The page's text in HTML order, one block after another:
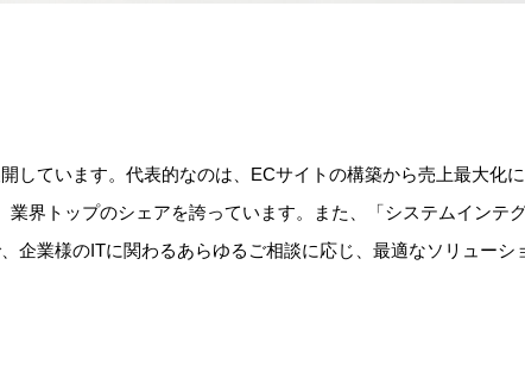
しています。代表的なのは、ECサイトの構築から売上最大化
界トップのシェアを誇っています。また、「システムインテ
企業様のITに関わるあらゆるご相談に応じ、最適なソリューシ